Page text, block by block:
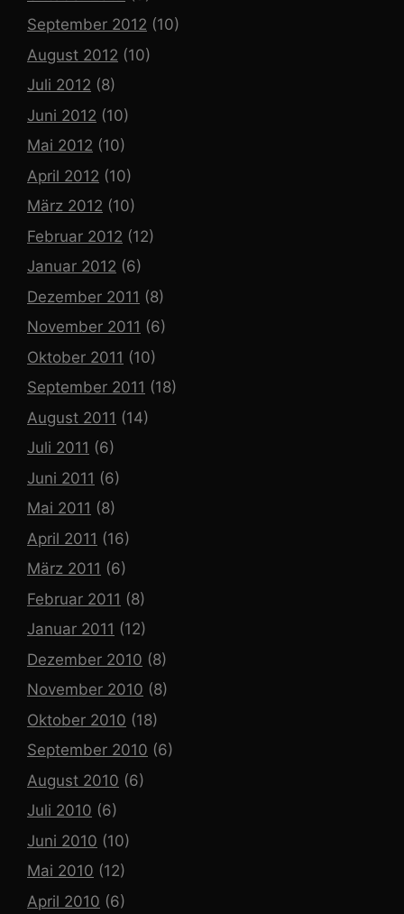
September 2012 (10)
August 2012 (10)
Juli 2012 (8)
Juni 2012 (10)
Mai 2012 (10)
April 2012 (10)
März 2012 (10)
Februar 2012 (12)
Januar 2012 (6)
Dezember 2011 (8)
November 2011 (6)
Oktober 2011 (10)
September 2011 (18)
August 2011 (14)
Juli 2011 (6)
Juni 2011 (6)
Mai 2011 (8)
April 2011 (16)
März 2011 (6)
Februar 2011 (8)
Januar 2011 (12)
Dezember 2010 (8)
November 2010 (8)
Oktober 2010 (18)
September 2010 (6)
August 2010 (6)
Juli 2010 (6)
Juni 2010 (10)
Mai 2010 (12)
April 2010 (6)